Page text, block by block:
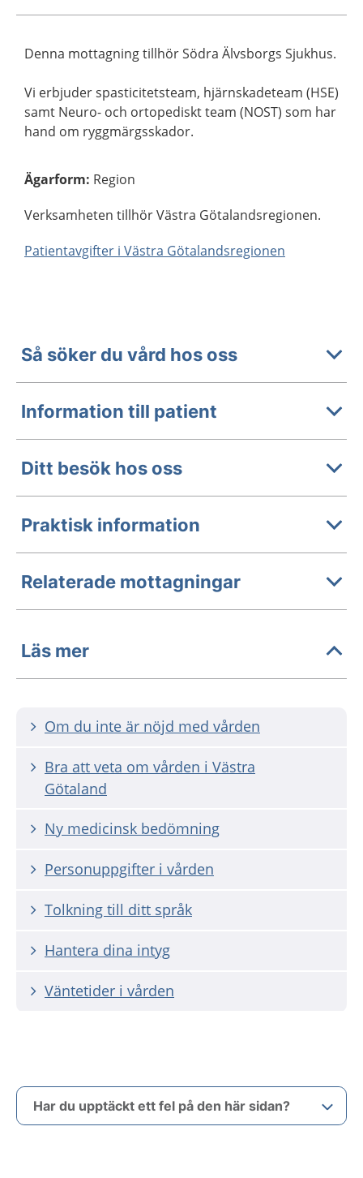
Denna mottagning tillhör Södra Älvsborgs Sjukhus.
Vi erbjuder spasticitetsteam, hjärnskadeteam (HSE)
samt Neuro- och ortopediskt team (NOST) som har
hand om ryggmärgsskador.
Ägarform: Region
Verksamheten tillhör Västra Götalandsregionen.
Patientavgifter i Västra Götalandsregionen
Så söker du vård hos oss
Information till patient
Ditt besök hos oss
Praktisk information
Relaterade mottagningar
Läs mer
Om du inte är nöjd med vården
Bra att veta om vården i Västra
Götaland
Ny medicinsk bedömning
Personuppgifter i vården
Tolkning till ditt språk
Hantera dina intyg
Väntetider i vården
Har du upptäckt ett fel på den här sidan?